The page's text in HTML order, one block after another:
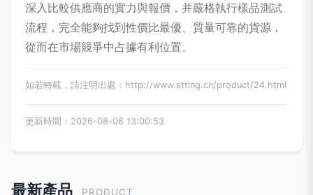
深入比較供應商的實力與報價，并嚴格執行樣品測試
流程，完全能夠找到性價比最優、質量可靠的貨源，
從而在市場競爭中占據有利位置。
如若轉載，請注明出處：http://www.stting.cn/product/24.html
更新時間：2026-08-06 13:00:53
最新產品 PRODUCT